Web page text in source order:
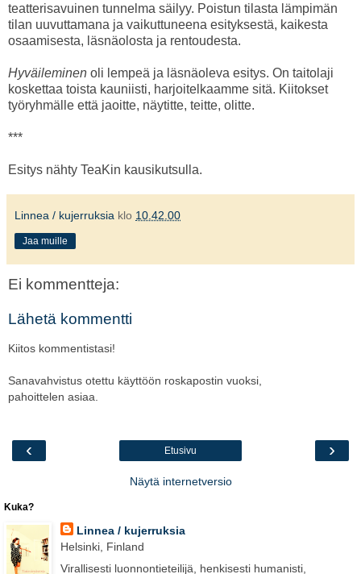
teatterisavuinen tunnelma säilyy. Poistun tilasta lämpimän
tilan uuvuttamana ja vaikuttuneena esityksestä, kaikesta
osaamisesta, läsnäolosta ja rentoudesta.
Hyväileminen oli lempeä ja läsnäoleva esitys. On taitolaji
koskettaa toista kauniisti, harjoitelkaamme sitä. Kiitokset
työryhmälle että jaoitte, näytitte, teitte, olitte.
***
Esitys nähty TeaKin kausikutsulla.
Linnea / kujerruksia klo 10.42.00
Jaa muille
Ei kommentteja:
Lähetä kommentti
Kiitos kommentistasi!
Sanavahvistus otettu käyttöön roskapostin vuoksi,
pahoittelen asiaa.
‹ ›
Etusivu
Näytä internetversio
Kuka?
Linnea / kujerruksia
Helsinki, Finland
Virallisesti luonnontieteilijä, henkisesti humanisti,